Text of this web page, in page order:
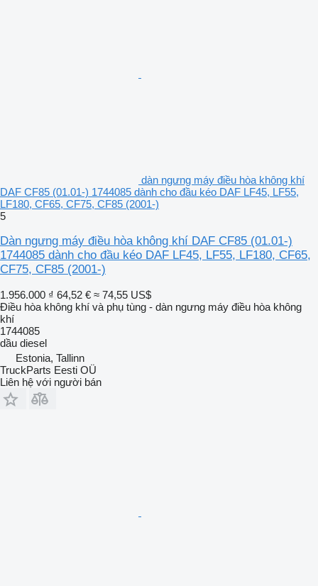
dàn ngưng máy điều hòa không khí
DAF CF85 (01.01-) 1744085 dành cho đầu kéo DAF LF45, LF55,
LF180, CF65, CF75, CF85 (2001-)
5
Dàn ngưng máy điều hòa không khí DAF CF85 (01.01-)
1744085 dành cho đầu kéo DAF LF45, LF55, LF180, CF65,
CF75, CF85 (2001-)
1.956.000 ₫ 64,52 € ≈ 74,55 US$
Điều hòa không khí và phụ tùng - dàn ngưng máy điều hòa không
khí
1744085
dầu diesel
Estonia, Tallinn
TruckParts Eesti OÜ
Liên hệ với người bán